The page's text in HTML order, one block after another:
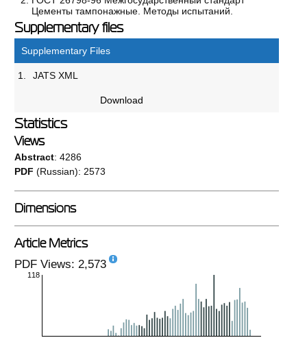
Цементы тампонажные. Методы испытаний.
Supplementary files
Supplementary Files
1. JATS XML
Download
Statistics
Views
Abstract: 4286
PDF (Russian): 2573
Dimensions
Article Metrics
PDF Views: 2,573
118